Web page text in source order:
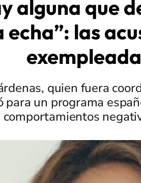
alguna que
echa”: las
quien fuera
para un programa
comportamientos